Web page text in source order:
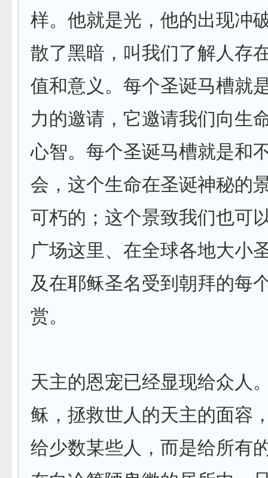
样。他就是光，他的出现冲
散了黑暗，叫我们了解人存
值和意义。每个圣诞马槽就
力的邀请，它邀请我们向生
心智。每个圣诞马槽就是和
会，这个生命在圣诞神秘的
可朽的；这个景致我们也可
广场这里、在全球各地大小
及在耶稣圣名受到朝拜的每
赏。
天主的恩宠已经显现给众人
稣，拯救世人的天主的面容
给少数某些人，而是给所有